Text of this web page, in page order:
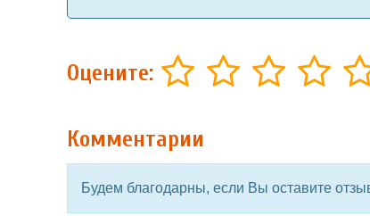
Оцените:
Комментарии
Будем благодарны, если Вы оставите